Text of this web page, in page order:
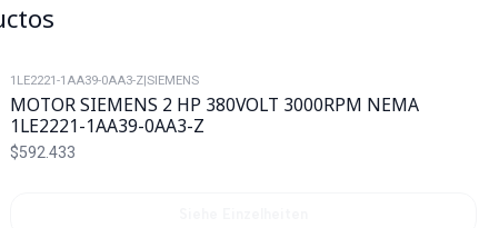
1LE2221-1AA39-0AA3-Z|SIEMENS
MOTOR SIEMENS 2 HP 380VOLT 3000RPM NEMA
1LE2221-1AA39-0AA3-Z
$592.433